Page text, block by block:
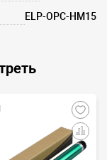
ELP-OPC-HM15